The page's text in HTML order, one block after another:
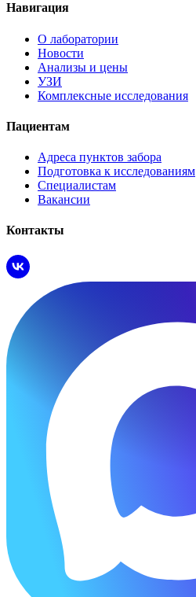
Навигация
О лаборатории
Новости
Анализы и цены
УЗИ
Комплексные исследования
Пациентам
Адреса пунктов забора
Подготовка к исследованиям
Специалистам
Вакансии
Контакты